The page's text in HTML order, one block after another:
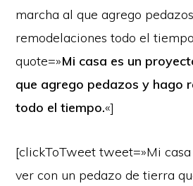
marcha al que agrego
remodelaciones todo el
quote=»Mi casa es un
que agrego pedazos y hago
todo el tiempo.«]
[clickToTweet tweet=»Mi
ver con un pedazo de tierra